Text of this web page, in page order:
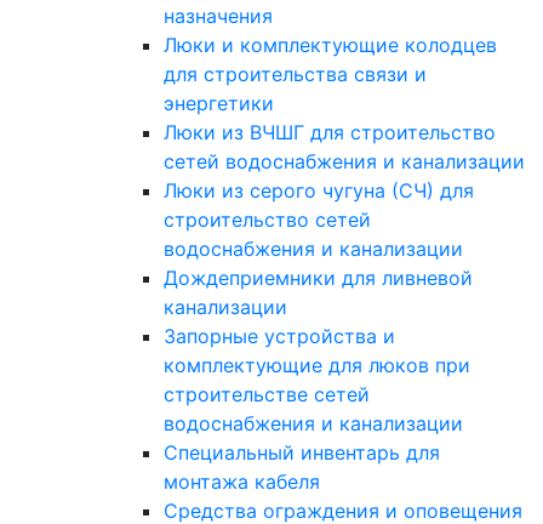
назначения
Люки и комплектующие колодцев
для строительства связи и
энергетики
Люки из ВЧШГ для строительство
сетей водоснабжения и канализации
Люки из серого чугуна (СЧ) для
строительство сетей
водоснабжения и канализации
Дождеприемники для ливневой
канализации
Запорные устройства и
комплектующие для люков при
строительстве сетей
водоснабжения и канализации
Специальный инвентарь для
монтажа кабеля
Средства ограждения и оповещения